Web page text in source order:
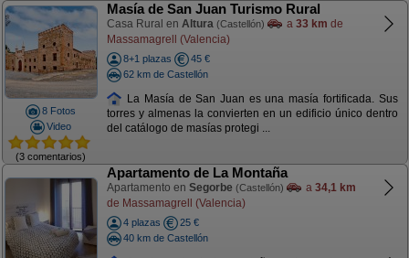
8 Fotos
Video
(3 comentarios)
Masía de San Juan Turismo Rural
Casa Rural en Altura (Castellón) a 33 km de
Massamagrell (Valencia)
8+1 plazas
45 €
62 km de Castellón
La Masía de San Juan es una masía fortificada. Sus
torres y almenas la convierten en un edificio único dentro
del catálogo de masías protegi ...
Apartamento de La Montaña
Apartamento en Segorbe (Castellón) a 34,1 km
de Massamagrell (Valencia)
4 plazas
25 €
40 km de Castellón